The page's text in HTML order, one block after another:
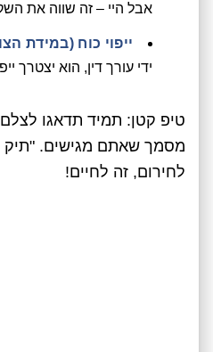
אבל היי – זה שווה את
ייפוי כוח (במידת
ידי עורך דין, הוא יצטרך
טיפ קטן: תמיד תדאגו
מסמך שאתם מגישים. "תיק
לחירום, זה לחיים!